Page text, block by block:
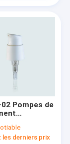
Pompes de
ouvertes
les derniers prix